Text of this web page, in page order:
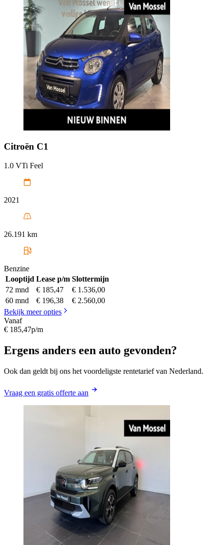
Citroën C1
1.0 VTi Feel
2021
26.191 km
Benzine
Looptijd Lease p/m Slottermijn
72 mnd
€ 185,47
€ 1.536,00
60 mnd
€ 196,38
€ 2.560,00
Bekijk meer opties
Vanaf
€ 185,47p/m
Ergens anders een auto gevonden?
Ook dan geldt bij ons het voordeligste rentetarief van Nederland.
Vraag een gratis offerte aan